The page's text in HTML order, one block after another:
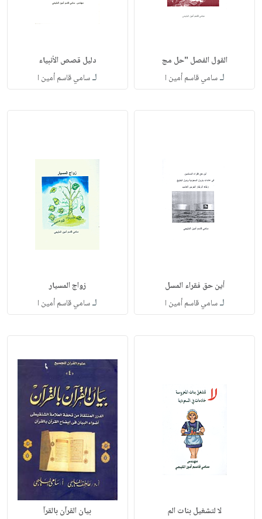
القول الفصل "حل مج
لـسامي قاسم أمين ا
دليل قصص الأنبياء
لـسامي قاسم أمين ا
أين حق فقراء المسل
لـسامي قاسم أمين ا
زواج المسيار
لـسامي قاسم أمين ا
لا لتشغيل بنات الم بيان القرآن بالقرآ